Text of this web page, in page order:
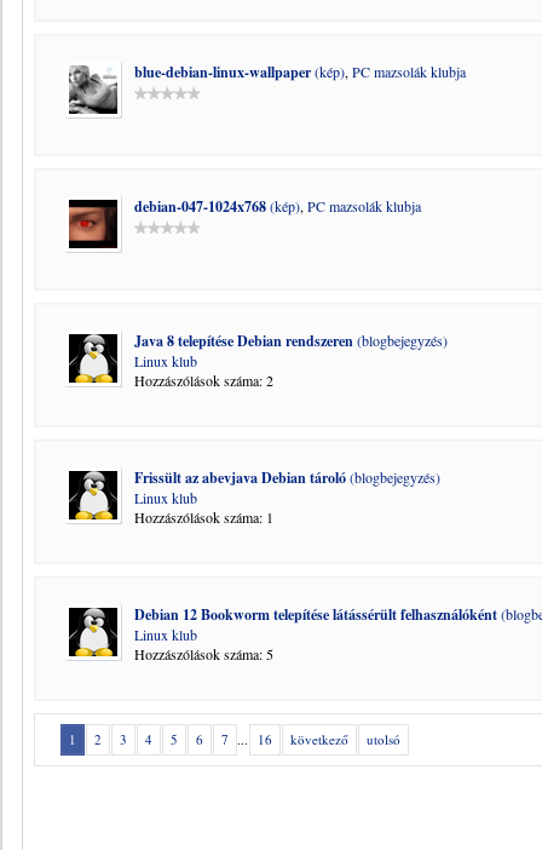
blue-debian-linux-wallpaper(kép), PC mazsolák klubja
debian-047-1024x768(kép), PC mazsolák klubja
Java 8 telepítése Debian rendszeren(blogbejegyzés)
Linux klub
Hozzászólások száma: 2
Frissült az abevjava Debian tároló(blogbejegyzés)
Linux klub
Hozzászólások száma: 1
Debian 12 Bookworm telepítése látássérült felhasználóként
Linux klub
Hozzászólások száma: 5
1 2 3 4 5 6 7 ... 16 következő utolsó